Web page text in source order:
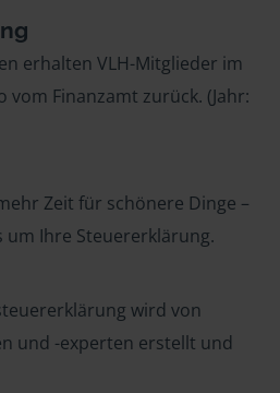
erhalten VLH-Mitglieder im
vom Finanzamt zurück. (Jahr:
Zeit für schönere Dinge –
Ihre Steuererklärung.
wird von
und -experten erstellt und